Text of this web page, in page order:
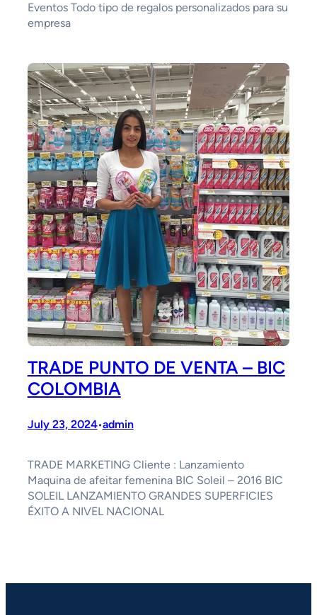
Eventos Todo tipo de regalos personalizados para su
empresa
TRADE PUNTO DE VENTA – BIC
COLOMBIA
July 23, 2024•admin
TRADE MARKETING Cliente : Lanzamiento
Maquina de afeitar femenina BIC Soleil – 2016 BIC
SOLEIL LANZAMIENTO GRANDES SUPERFICIES
ÉXITO A NIVEL NACIONAL